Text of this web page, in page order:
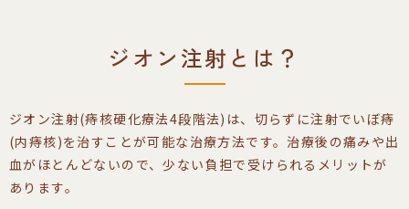
ジオン注射とは？
ジオン注射(痔核硬化療法4段階法)は、切らずに注射でいぼ痔
(内痔核)を治すことが可能な治療方法です。治療後の痛みや出
血がほとんどないので、少ない負担で受けられるメリットが
あります。